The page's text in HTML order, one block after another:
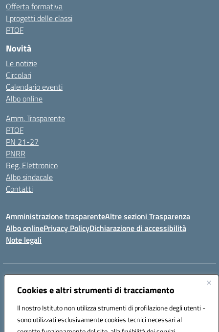
Cookies e altri strumenti di tracciamento
Il nostro Istituto non utilizza strumenti di profilazione degli utenti -
sono utilizzati esclusivamente cookies tecnici necessari al
Offerta formativa
I progetti delle classi
PTOF
Novità
Le notizie
Circolari
Calendario eventi
Albo online
Amm. Trasparente
PTOF
PN 21-27
PNRR
Reg. Elettronico
Albo sindacale
Contatti
Amministrazione trasparenteAltre sezioni Trasparenza
Albo onlinePrivacy PolicyDichiarazione di accessibilità
Note legali
Indirizzo:
Centralino:0923714186 Email:tpvc050004@istruzione.it
Codice fiscale: 91042910819
Codice meccanografico:
TPVC050004